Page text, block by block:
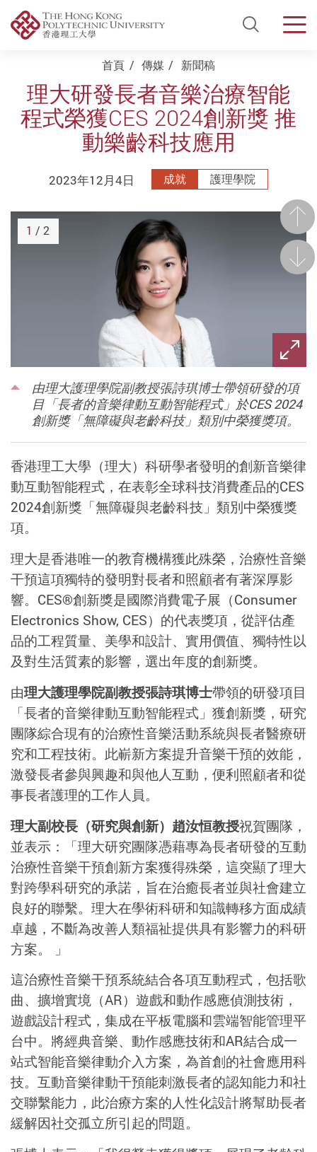
Open
Start main content首頁 傳媒 新聞稿
理大研發長者音樂治療智能
程式榮獲CES 2024創新獎 推
動樂齡科技應用
2023年12月4日 成就 護理學院
前
由理大護理學院副教授張詩琪博士帶領研發的項
目「長者的音樂律動互動智能程式」於CES 2024
創新獎「無障礙與老齡科技」類別中榮獲獎項。
後一
1 / 2
香港理工大學（理大）科研學者發明的創新音樂律
動互動智能程式，在表彰全球科技消費產品的CES
2024創新獎「無障礙與老齡科技」類別中榮獲獎
項。
理大是香港唯一的教育機構獲此殊榮，治療性音樂
干預這項獨特的發明對長者和照顧者有著深厚影
響。CES®創新獎是國際消費電子展（Consumer
Electronics Show, CES）的代表獎項，從評估產
品的工程質量、美學和設計、實用價值、獨特性以
及對生活質素的影響，選出年度的創新獎。
由理大護理學院副教授張詩琪博士帶領的研發項目
「長者的音樂律動互動智能程式」獲創新獎，研究
團隊綜合現有的治療性音樂活動系統與長者醫療研
究和工程技術。此嶄新方案提升音樂干預的效能，
激發長者參與興趣和與他人互動，便利照顧者和從
事長者護理的工作人員。
理大副校長（研究與創新）趙汝恒教授祝賀團隊，
並表示：「理大研究團隊憑藉專為長者研發的互動
治療性音樂干預創新方案獲得殊榮，這突顯了理大
對跨學科研究的承諾，旨在治癒長者並與社會建立
良好的聯繫。理大在學術科研和知識轉移方面成績
卓越，不斷為改善人類福祉提供具有影響力的科研
方案。 」
這治療性音樂干預系統結合各項互動程式，包括歌
曲、擴增實境（AR）遊戲和動作感應偵測技術，
遊戲設計程式，集成在平板電腦和雲端智能管理平
台中。將經典音樂、動作感應技術和AR結合成一
站式智能音樂律動介入方案，為首創的社會應用科
技。互動音樂律動干預能刺激長者的認知能力和社
交聯繫能力，此治療方案的人性化設計將幫助長者
緩解因社交孤立所引起的問題。